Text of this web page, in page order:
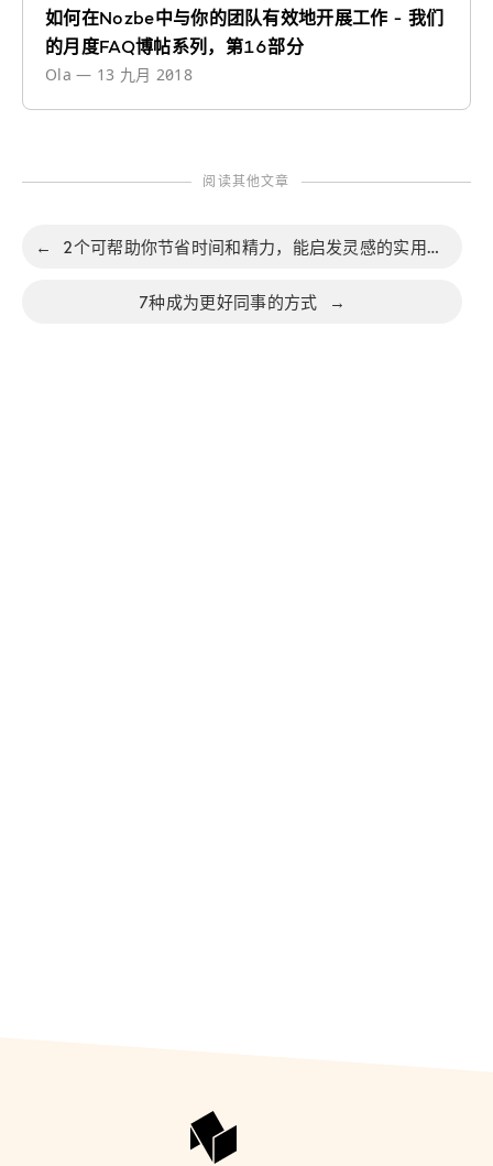
如何在Nozbe中与你的团队有效地开展工作 - 我们
的月度FAQ博帖系列，第16部分
Ola— 13 九月 2018
阅读其他文章
← 2个可帮助你节省时间和精力，能启发灵感的实用模版
7种成为更好同事的方式 →